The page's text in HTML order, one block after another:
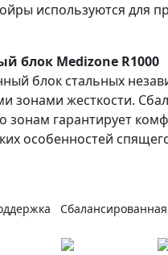
используются для
блок Medizone R1000
блок стальных
зонами жесткости.
зонам гарантирует
особенностей